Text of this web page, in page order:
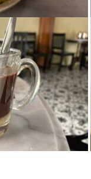
Search
for: